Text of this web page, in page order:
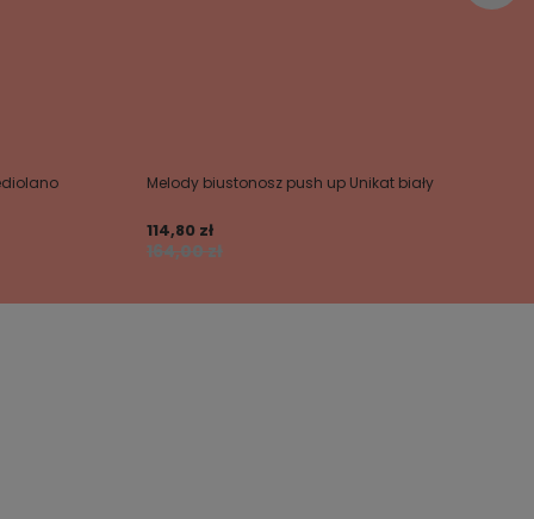
Melody biustonosz push up Unikat biały
164,00 zł
114,80 zł